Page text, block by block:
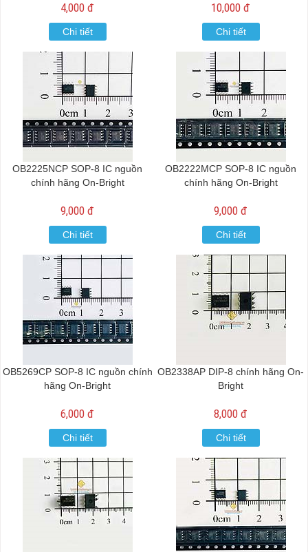
4,000 đ
Chi tiết
10,000 đ
Chi tiết
OB2225NCP SOP-8 IC nguồn
chính hãng On-Bright
9,000 đ
Chi tiết
OB2222MCP SOP-8 IC nguồn
chính hãng On-Bright
9,000 đ
Chi tiết
OB5269CP SOP-8 IC nguồn chính
hãng On-Bright
6,000 đ
Chi tiết
OB2338AP DIP-8 chính hãng On-
Bright
8,000 đ
Chi tiết